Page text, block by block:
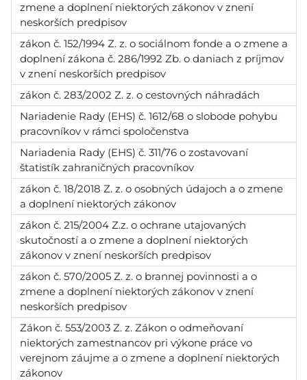
zmene a doplnení niektorých zákonov v znení
neskorších predpisov
zákon č. 152/1994 Z. z. o sociálnom fonde a o zmene a
doplnení zákona č. 286/1992 Zb. o daniach z príjmov
v znení neskorších predpisov
zákon č. 283/2002 Z. z. o cestovných náhradách
Nariadenie Rady (EHS) č. 1612/68 o slobode pohybu
pracovníkov v rámci spoločenstva
Nariadenia Rady (EHS) č. 311/76 o zostavovaní
štatistík zahraničných pracovníkov
zákon č. 18/2018 Z. z. o osobných údajoch a o zmene
a doplnení niektorých zákonov
zákon č. 215/2004 Z.z. o ochrane utajovaných
skutočností a o zmene a doplnení niektorých
zákonov v znení neskorších predpisov
zákon č. 570/2005 Z. z. o brannej povinnosti a o
zmene a doplnení niektorých zákonov v znení
neskorších predpisov
Zákon č. 553/2003 Z. z. Zákon o odmeňovaní
niektorých zamestnancov pri výkone práce vo
verejnom záujme a o zmene a doplnení niektorých
zákonov